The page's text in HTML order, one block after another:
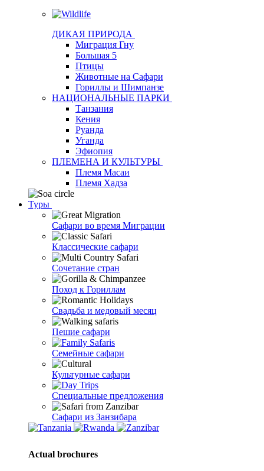
ДИКАЯ ПРИРОДА
Миграция Гну
Большая 5
Птицы
Животные на Сафари
Гориллы и Шимпанзе
НАЦИОНАЛЬНЫЕ ПАРКИ
Tанзания
Кения
Руанда
Уганда
Эфиопия
ПЛЕМЕНА И КУЛЬТУРЫ
Племя Масаи
Племя Хадза
Туры
Сафари во время Миграции
Классические сафари
Сочетание стран
Поход к Гориллам
Свадьба и медовый месяц
Пешие сафари
Семейные сафари
Культурные сафари
Специальные предложения
Сафари из Занзибара
Actual brochures